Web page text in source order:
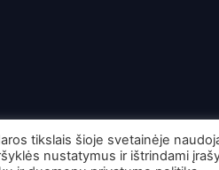
tikslais šioje svetainėje
nustatymus ir ištrindami